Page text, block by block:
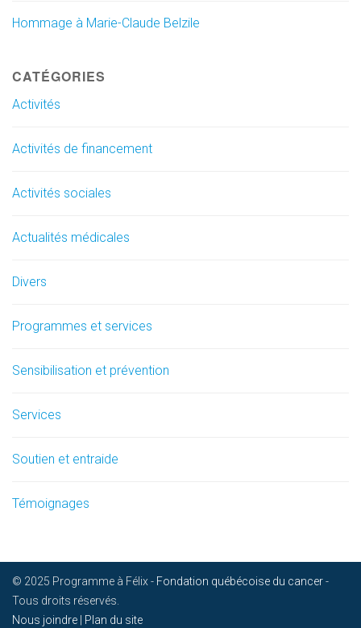
Hommage à Marie-Claude Belzile
CATÉGORIES
Activités
Activités de financement
Activités sociales
Actualités médicales
Divers
Programmes et services
Sensibilisation et prévention
Services
Soutien et entraide
Témoignages
© 2025 Programme à Félix - Fondation québécoise du cancer-
Tous droits réservés.
Nous joindre
Plan du site